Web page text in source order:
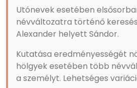
Utónevek esetében
névváltozatra történő
Alexander helyett Sándor.
Kutatása eredményességét
hölgyek esetében több
a személyt. Lehetséges